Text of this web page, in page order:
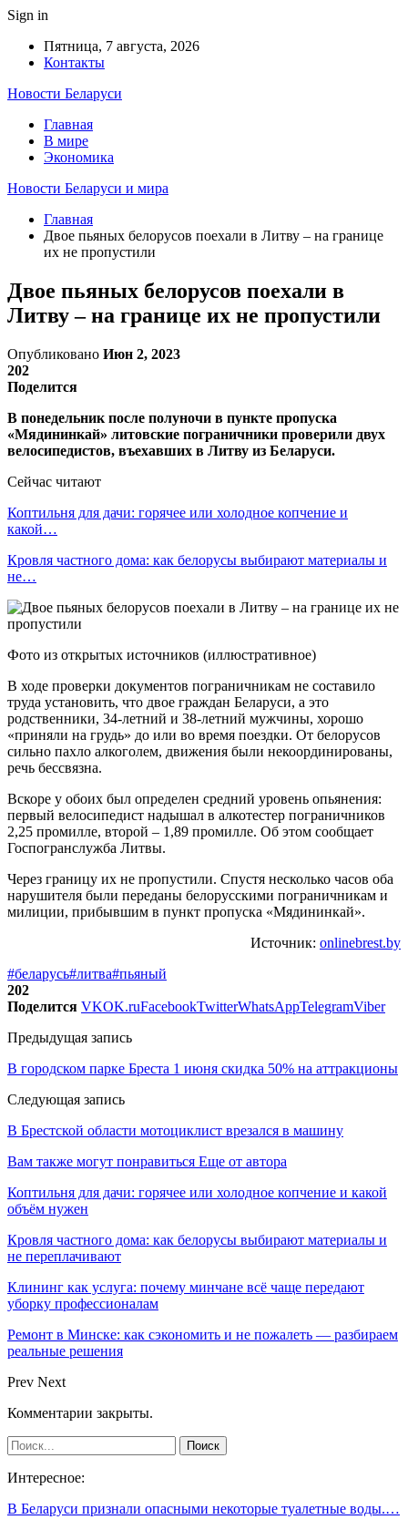
Sign in
Пятница, 7 августа, 2026
Контакты
Новости Беларуси
Главная
В мире
Экономика
Новости Беларуси и мира
Главная
Двое пьяных белорусов поехали в Литву – на границе
их не пропустили
Двое пьяных белорусов поехали в
Литву – на границе их не пропустили
Опубликовано Июн 2, 2023
202
Поделится
В понедельник после полуночи в пункте пропуска
«Мядининкай» литовские пограничники проверили двух
велосипедистов, въехавших в Литву из Беларуси.
Сейчас читают
Коптильня для дачи: горячее или холодное копчение и
какой…
Кровля частного дома: как белорусы выбирают материалы и
не…
Фото из открытых источников (иллюстративное)
В ходе проверки документов пограничникам не составило
труда установить, что двое граждан Беларуси, а это
родственники, 34-летний и 38-летний мужчины, хорошо
«приняли на грудь» до или во время поездки. От белорусов
сильно пахло алкоголем, движения были некоординированы,
речь бессвязна.
Вскоре у обоих был определен средний уровень опьянения:
первый велосипедист надышал в алкотестер пограничников
2,25 промилле, второй – 1,89 промилле. Об этом сообщает
Госпогранслужба Литвы.
Через границу их не пропустили. Спустя несколько часов оба
нарушителя были переданы белорусскими пограничникам и
милиции, прибывшим в пункт пропуска «Мядининкай».
Источник: onlinebrest.by
#беларусь#литва#пьяный
202
Поделится VKOK.ruFacebookTwitterWhatsAppTelegramViber
Предыдущая запись
В городском парке Бреста 1 июня скидка 50% на аттракционы
Следующая запись
В Брестской области мотоциклист врезался в машину
Вам также могут понравиться Еще от автора
Коптильня для дачи: горячее или холодное копчение и какой
объём нужен
Кровля частного дома: как белорусы выбирают материалы и
не переплачивают
Клининг как услуга: почему минчане всё чаще передают
уборку профессионалам
Ремонт в Минске: как сэкономить и не пожалеть — разбираем
реальные решения
Prev Next
Комментарии закрыты.
Интересное:
В Беларуси признали опасными некоторые туалетные воды.…